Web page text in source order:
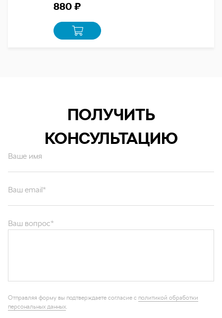
880 ₽
ПОЛУЧИТЬ
КОНСУЛЬТАЦИЮ
Ваше имя
персональных данных
Каталог запчастей